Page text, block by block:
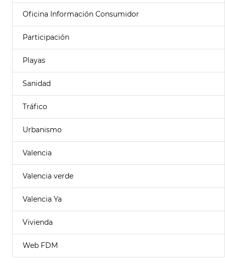
Oficina Información Consumidor
Participación
Playas
Sanidad
Tráfico
Urbanismo
Valencia
Valencia verde
Valencia Ya
Vivienda
Web FDM